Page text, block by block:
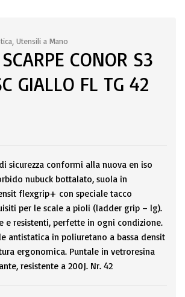
Utensili a Mano
CONOR S3
GIALLO FL TG 42
sicurezza conformi alla nuova en iso
nubuck bottalato, suola in
flexgrip+ con speciale tacco
per le scale a pioli (ladder grip – lg).
e resistenti, perfette in ogni condizione.
antistatica in poliuretano a bassa densit
ergonomica. Puntale in vetroresina
resistente a 200J. Nr. 42